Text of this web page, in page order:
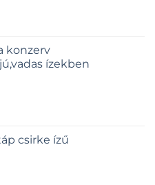
konzerv
ízekben
csirke ízű